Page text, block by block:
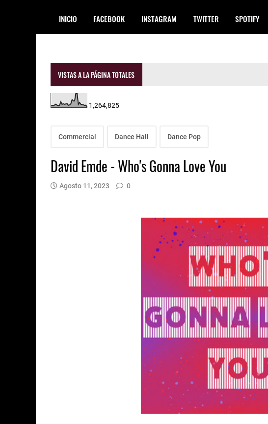
INICIO FACEBOOK INSTAGRAM TWITTER SPOTIFY
VISTAS A LA PÁGINA TOTALES
1,264,825
Commercial Dance Hall Dance Pop
David Emde - Who's Gonna Love You
Agosto 11, 2023 0